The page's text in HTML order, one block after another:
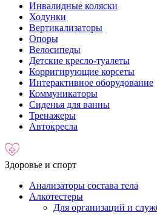
Инвалидные коляски
Ходунки
Вертикализаторы
Опоры
Велосипеды
Детские кресло-туалеты
Корригирующие корсеты
Интерактивное оборудование
Коммуникаторы
Сиденья для ванны
Тренажеры
Автокресла
Здоровье и спорт
Анализаторы состава тела
Алкотестеры
Для организаций и